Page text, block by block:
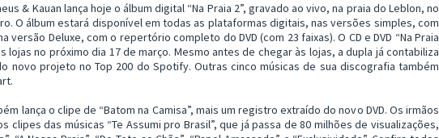
& Kauan lança hoje o álbum digital “Na Praia 2”, gravado ao vivo, na praia do Leblon, no
O álbum estará disponível em todas as plataformas digitais, nas versões simples, com
versão Deluxe, com o repertório completo do DVD (com 23 faixas). O CD e DVD “Na Praia
lojas no próximo dia 17 de março. Mesmo antes de chegar às lojas, a dupla já contabiliza
novo projeto no Top 200 do Spotify. Outras cinco músicas de sua discografia também
lança o clipe de “Batom na Camisa”, mais um registro extraído do novo DVD. Os irmãos
clipes das músicas “Te Assumi pro Brasil”, que já passa de 80 milhões de visualizações,